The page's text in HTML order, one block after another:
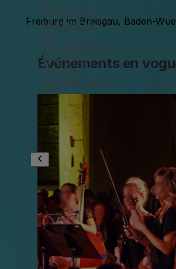
viagogo,
d'achat
et de
billets
Freiburg im Breisgau, Baden-
Événements en